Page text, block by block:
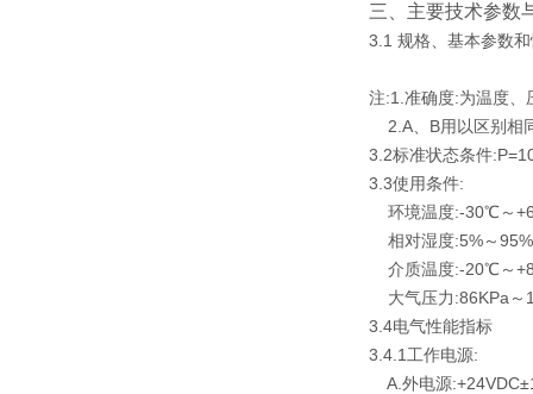
三、主要技术参数
3.1 规格、基本
注:1.准确度:为温度、
2.A、B用以区别相
3.2标准状态条件
3.3使用条件:
环境温度:-30℃～
相对湿度:5%～95%
介质温度:-20℃～
大气压力:86KPa～
3.4电气性能指标
3.4.1工作电源:
A.外电源